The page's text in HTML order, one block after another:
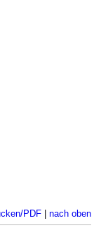
PDF| nach oben